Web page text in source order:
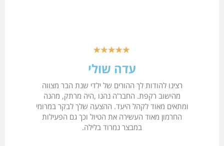
עדה שולי
רצינו להודות לך ההורים של ילדי שנת הבר מצווה
מהישוב רקפת. החבר'ה נהנו ,היה מרתק, מהנה
ומתאים מאוד לקהל היעד. ההצעה שלך לבקר במרומי
החרמון מאוד העשירה את הטיול וכך גם הפעילות
במבצר נמרוד בלילה.